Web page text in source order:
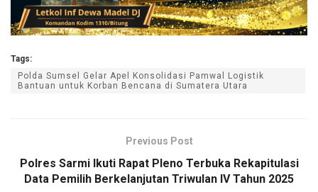
Tags:
Polda Sumsel Gelar Apel Konsolidasi Pamwal Logistik
Bantuan untuk Korban Bencana di Sumatera Utara
Previous Post
Polres Sarmi Ikuti Rapat Pleno Terbuka Rekapitulasi
Data Pemilih Berkelanjutan Triwulan IV Tahun 2025